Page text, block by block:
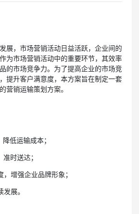
展，市场营销活动日益活跃，企业间的
为市场营销活动中的重要环节，其效率
的市场竞争力。为了提高企业的市场竞
提升客户满意度，本方案旨在制定一套
营销运输策划方案。
降低运输成本；
准时送达；
，增强企业品牌形象；
展。